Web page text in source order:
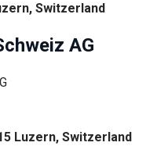
Switzerland
AG
Luzern, Switzerland